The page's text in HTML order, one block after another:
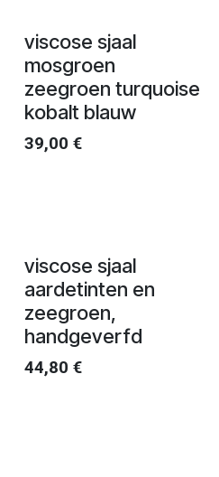
viscose sjaal
mosgroen
zeegroen turquoise
kobalt blauw
39,00 €
viscose sjaal
aardetinten en
zeegroen,
handgeverfd
44,80 €